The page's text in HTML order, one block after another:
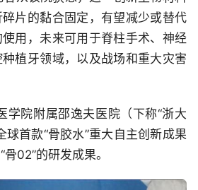
片的黏合固定，有望减少或替代
用，未来可用于脊柱手术、神经
植牙领域，以及战场和重大灾害
学院附属邵逸夫医院（下称“浙大
球首款“骨胶水”重大自主创新成果
02”的研发成果。